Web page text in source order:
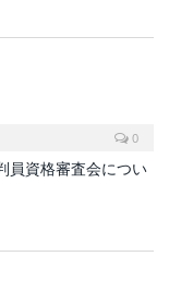
0
員資格審査会につい